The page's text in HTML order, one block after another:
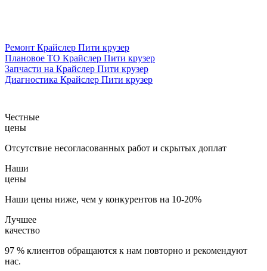
Ремонт Крайслер Пити крузер
Плановое ТО Крайслер Пити крузер
Запчасти на Крайслер Пити крузер
Диагностика Крайслер Пити крузер
Честные
цены
Отсутствие несогласованных работ и скрытых доплат
Наши
цены
Наши цены ниже, чем у конкурентов на 10-20%
Лучшее
качество
97 % клиентов обращаются к нам повторно и рекомендуют
нас.